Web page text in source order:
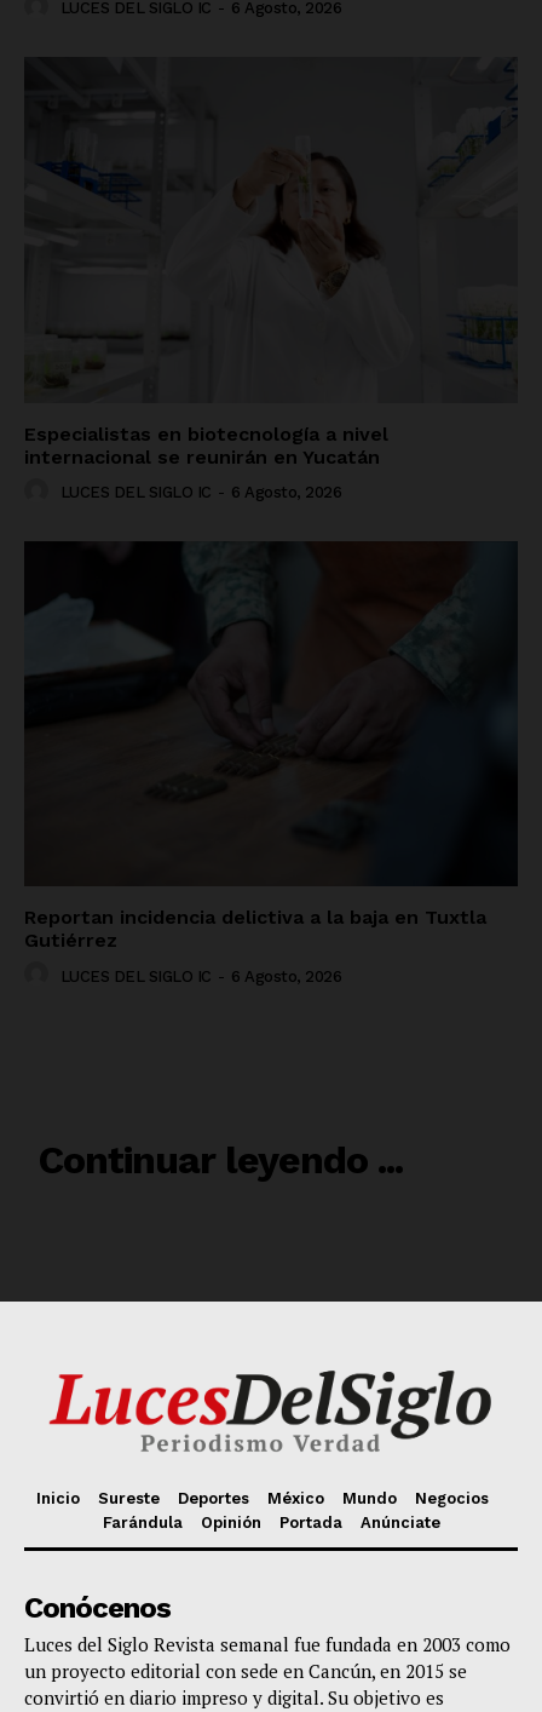
Inicio Sureste Deportes México Mundo
Negocios
Farándula
Opinión Portada Anúnciate
Conócenos
Luces del Siglo Revista semanal fue fundada en 2003 como
un proyecto editorial con sede en Cancún, en 2015 se
convirtió en diario impreso y digital. Su objetivo es